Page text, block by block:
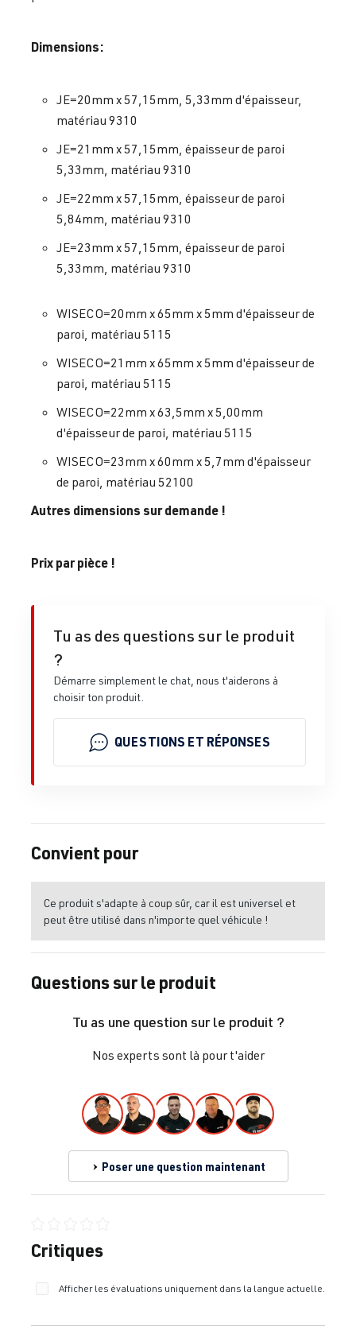
Dimensions:
JE=20mm x 57,15mm, 5,33mm d'épaisseur,
matériau 9310
JE=21mm x 57,15mm, épaisseur de paroi
5,33mm, matériau 9310
JE=22mm x 57,15mm, épaisseur de paroi
5,84mm, matériau 9310
JE=23mm x 57,15mm, épaisseur de paroi
5,33mm, matériau 9310
WISECO=20mm x 65mm x 5mm d'épaisseur de
paroi, matériau 5115
WISECO=21mm x 65mm x 5mm d'épaisseur de
paroi, matériau 5115
WISECO=22mm x 63,5mm x 5,00mm
d'épaisseur de paroi, matériau 5115
WISECO=23mm x 60mm x 5,7mm d'épaisseur
de paroi, matériau 52100
Autres dimensions sur demande !
Prix par pièce !
Tu as des questions sur le produit
?
Démarre simplement le chat, nous t'aiderons à
choisir ton produit.
QUESTIONS ET RÉPONSES
Convient pour
Ce produit s'adapte à coup sûr, car il est universel et
peut être utilisé dans n'importe quel véhicule !
Questions sur le produit
Tu as une question sur le produit ?
Nos experts sont là pour t'aider
Poser une question maintenant
Note moyenne de 0 sur 5 étoiles
Critiques
Afficher les évaluations uniquement dans la langue actuelle.